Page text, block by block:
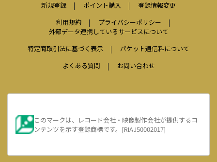
新規登録 ポイント購入
登録情報変更
利用規約
プライバシーポリシー
外部データ連携しているサービスについて
特定商取引法に基づく表示
パケット通信料について
よくある質問
お問い合わせ
このマークは、レコード会社・映像製作会社が提供するコ
ンテンツを示す登録商標です。[RIAJ50002017]